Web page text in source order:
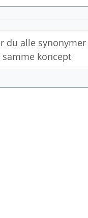
du alle
koncept